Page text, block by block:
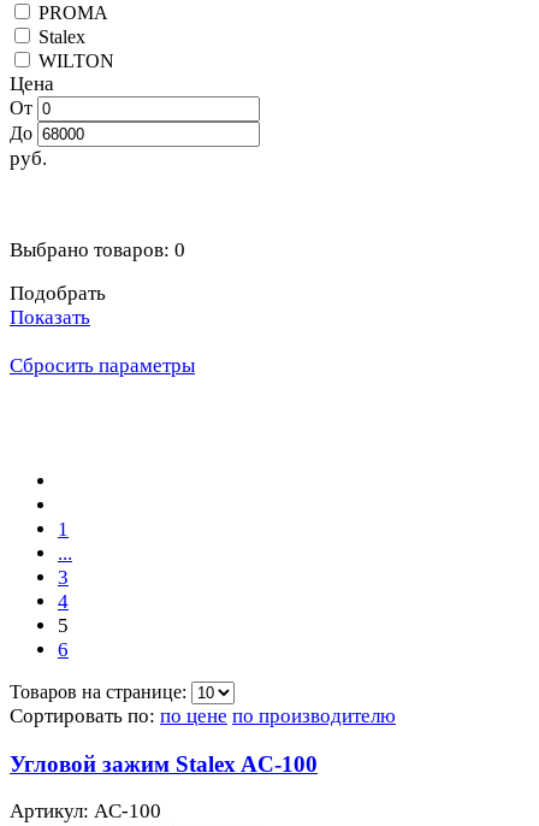
PROMA
Stalex
WILTON
Цена
От
До
руб.
Выбрано товаров: 0
Подобрать
Показать
Сбросить параметры
1
...
3
4
5
6
Товаров на странице:
Сортировать по: по цене по производителю
Угловой зажим Stalex AC-100
Артикул: AC-100